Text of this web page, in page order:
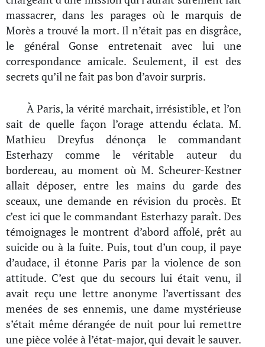
massacrer, dans les parages où le marquis de
Morès a trouvé la mort. Il n’était pas en disgrâce,
le général Gonse entretenait avec lui une
correspondance amicale. Seulement, il est des
secrets qu’il ne fait pas bon d’avoir surpris.
À Paris, la vérité marchait, irrésistible, et l’on
sait de quelle façon l’orage attendu éclata. M.
Mathieu Dreyfus dénonça le commandant
Esterhazy comme le véritable auteur du
bordereau, au moment où M. Scheurer-Kestner
allait déposer, entre les mains du garde des
sceaux, une demande en révision du procès. Et
c’est ici que le commandant Esterhazy paraît. Des
témoignages le montrent d’abord affolé, prêt au
suicide ou à la fuite. Puis, tout d’un coup, il paye
d’audace, il étonne Paris par la violence de son
attitude. C’est que du secours lui était venu, il
avait reçu une lettre anonyme l’avertissant des
menées de ses ennemis, une dame mystérieuse
s’était même dérangée de nuit pour lui remettre
une pièce volée à l’état-major, qui devait le sauver.